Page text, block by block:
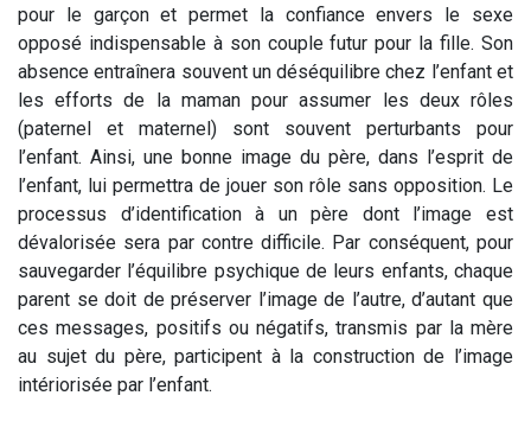
pour le garçon et permet la confiance envers le sexe
opposé indispensable à son couple futur pour la fille. Son
absence entraînera souvent un déséquilibre chez l’enfant et
les efforts de la maman pour assumer les deux rôles
(paternel et maternel) sont souvent perturbants pour
l’enfant. Ainsi, une bonne image du père, dans l’esprit de
l’enfant, lui permettra de jouer son rôle sans opposition. Le
processus d’identification à un père dont l’image est
dévalorisée sera par contre difficile. Par conséquent, pour
sauvegarder l’équilibre psychique de leurs enfants, chaque
parent se doit de préserver l’image de l’autre, d’autant que
ces messages, positifs ou négatifs, transmis par la mère
au sujet du père, participent à la construction de l’image
intériorisée par l’enfant.